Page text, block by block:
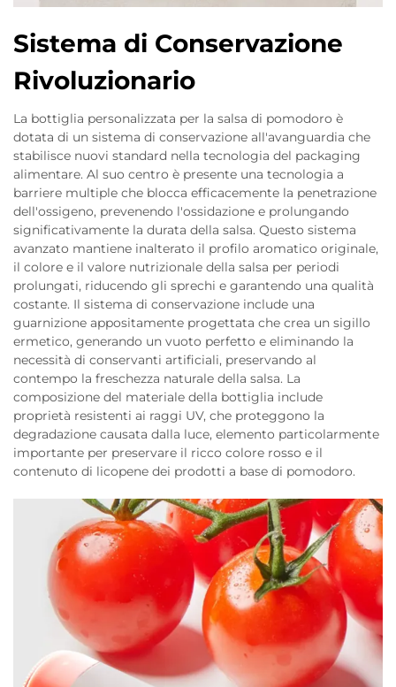
Sistema di Conservazione
Rivoluzionario
La bottiglia personalizzata per la salsa di pomodoro è
dotata di un sistema di conservazione all'avanguardia che
stabilisce nuovi standard nella tecnologia del packaging
alimentare. Al suo centro è presente una tecnologia a
barriere multiple che blocca efficacemente la penetrazione
dell'ossigeno, prevenendo l'ossidazione e prolungando
significativamente la durata della salsa. Questo sistema
avanzato mantiene inalterato il profilo aromatico originale,
il colore e il valore nutrizionale della salsa per periodi
prolungati, riducendo gli sprechi e garantendo una qualità
costante. Il sistema di conservazione include una
guarnizione appositamente progettata che crea un sigillo
ermetico, generando un vuoto perfetto e eliminando la
necessità di conservanti artificiali, preservando al
contempo la freschezza naturale della salsa. La
composizione del materiale della bottiglia include
proprietà resistenti ai raggi UV, che proteggono la
degradazione causata dalla luce, elemento particolarmente
importante per preservare il ricco colore rosso e il
contenuto di licopene dei prodotti a base di pomodoro.